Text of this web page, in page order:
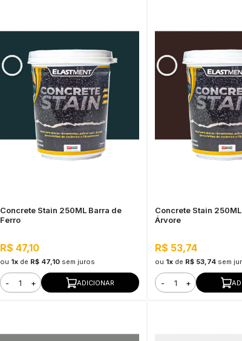
Concrete Stain 250ML Barra de
Ferro
R$ 47,10
ou 1xde R$ 47,10 sem juros
- + ADICIONAR
Concrete Stain
Árvore
R$ 53,74
ou 1x de R$ 53,74 sem
- +